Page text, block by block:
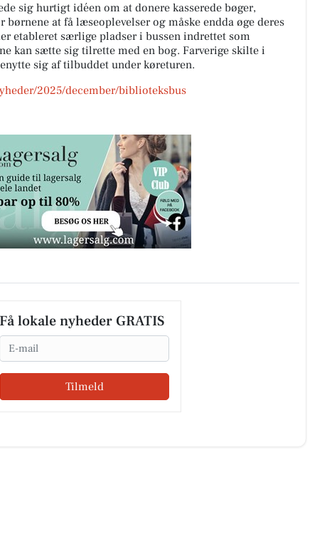
sig hurtigt idéen om at donere kasserede bøger,
at få læseoplevelser og måske endda øge deres
etableret særlige pladser i bussen indrettet som
kan sætte sig tilrette med en bog. Farverige skilte i
sig af tilbuddet under køreturen.
2025/december/biblioteksbus
Få lokale nyheder GRATIS
Email
Tilmeld